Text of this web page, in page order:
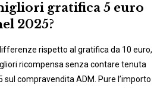
gratifica 5 euro
2025?
rispetto al gratifica da 10 euro,
ricompensa senza contare tenuta
sul compravendita ADM. Pure l’importo